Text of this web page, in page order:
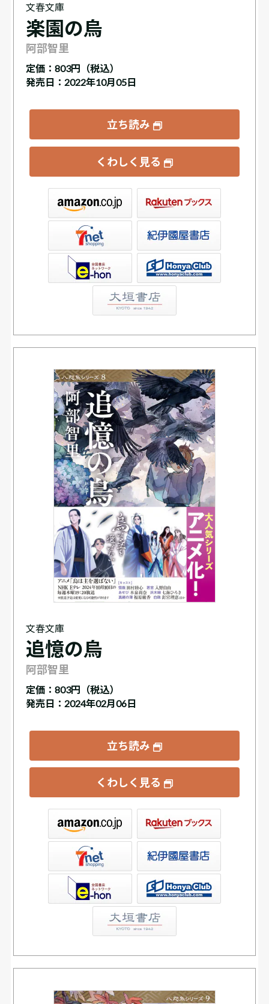
文春文庫
楽園の烏
阿部智里
定価： 803円（税込）
発売日：2022年10月05日
立ち読み
くわしく見る
書店ウェブストア
文春文庫
追憶の烏
阿部智里
定価： 803円（税込）
発売日：2024年02月06日
立ち読み
くわしく見る
書店ウェブストア